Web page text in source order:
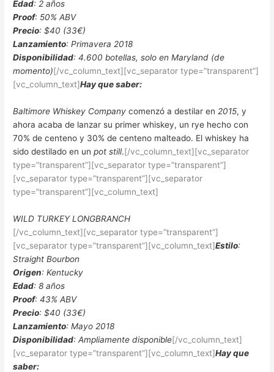
Edad: 2 años
Proof: 50% ABV
Precio: $40 (33€)
Lanzamiento: Primavera 2018
Disponibilidad: 4.600 botellas, solo en Maryland (de
momento)[/vc_column_text][vc_separator type=”transparent”]
[vc_column_text]Hay que saber:
Baltimore Whiskey Company comenzó a destilar en 2015, y
ahora acaba de lanzar su primer whiskey, un rye hecho con
70% de centeno y 30% de centeno malteado. El whiskey ha
sido destilado en unpot still.[/vc_column_text][vc_separator
type=”transparent”][vc_separator type=”transparent”]
[vc_separator type=”transparent”][vc_separator
type=”transparent”][vc_column_text]
WILD TURKEY LONGBRANCH
[/vc_column_text][vc_separator type=”transparent”]
[vc_separator type=”transparent”][vc_column_text]Estilo:
Straight Bourbon
Origen: Kentucky
Edad: 8 años
Proof: 43% ABV
Precio: $40 (33€)
Lanzamiento: Mayo 2018
Disponibilidad: Ampliamente disponible[/vc_column_text]
[vc_separator type=”transparent”][vc_column_text]Hay que
saber: